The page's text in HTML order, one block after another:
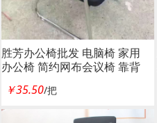
胜芳办公椅批发 电脑椅 家用
办公椅 简约网布会议椅 靠背
板椅 电脑椅 布艺办公椅 透气
网布椅 广东兆闰家具
￥35.50/把